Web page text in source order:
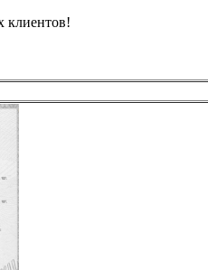
клиентов!